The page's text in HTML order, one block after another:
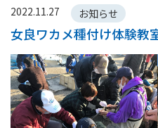
2022.11.27 お知らせ
女良ワカメ種付け体験教